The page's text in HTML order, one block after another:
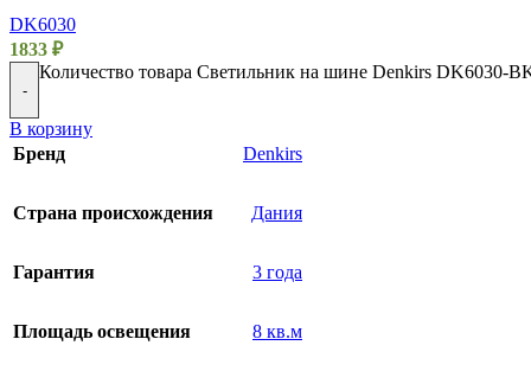
DK6030
1833 ₽
-
Количество товара Светильник на шине Denkirs DK6030-
В корзину
Бренд
Denkirs
Страна происхождения Дания
Гарантия 3 года
Площадь освещения 8 кв.м